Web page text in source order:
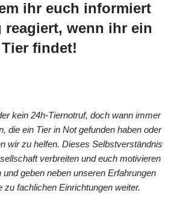
ihr euch informiert
wenn ihr ein
Tier findet!
kein 24h-Tiernotruf, doch wann immer
die ein Tier in Not gefunden haben oder
wir zu helfen. Dieses Selbstverständnis
verbreiten und euch motivieren
geben neben unseren Erfahrungen
zu fachlichen Einrichtungen weiter.